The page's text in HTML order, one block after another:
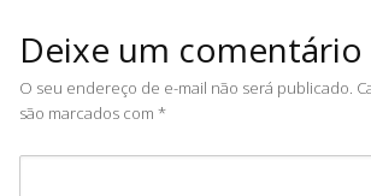
Deixe um comentário
O seu endereço de e-mail não será publicado.
são marcados com *